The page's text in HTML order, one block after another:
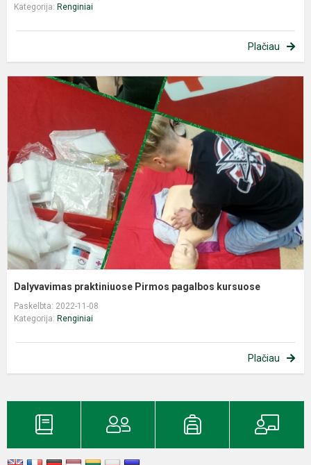
Kategorija: Renginiai
Plačiau
Dalyvavimas praktiniuose Pirmos pagalbos kursuose
Paskelbta: 2022-11-08
Kategorija: Renginiai
Plačiau